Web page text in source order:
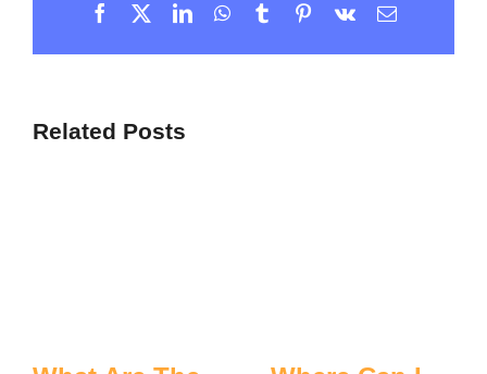
Facebook LinkedInWhatsApp
TumblrPinterest
Vk Email
Related Posts